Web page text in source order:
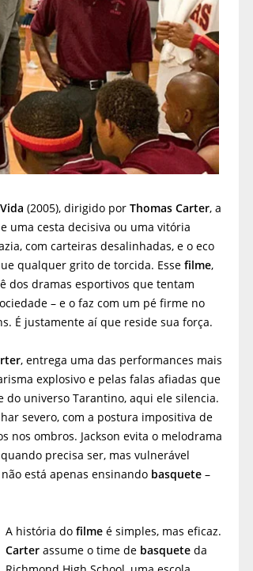
(2005), dirigido porThomas Carter, a
uma cesta decisiva ou uma vitória
com carteiras desalinhadas, e o eco
qualquer grito de torcida. Essefilme,
dos dramas esportivos que tentam
– e o faz com um pé firme no
É justamente aí que reside sua força.
, entrega uma das performances mais
explosivo e pelas falas afiadas que
do universo Tarantino, aqui ele silencia.
severo, com a postura impositiva de
nos ombros. Jackson evita o melodrama
precisa ser, mas vulnerável
está apenas ensinando basquete –
A história dofilme é simples, mas eficaz.
Carter assume o time de basquete da